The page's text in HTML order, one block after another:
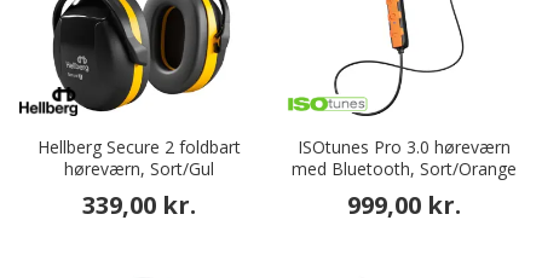
Hellberg Secure 2 foldbart
høreværn, Sort/Gul
339,00 kr.
ISOtunes Pro 3.0 høreværn
med Bluetooth, Sort/Orange
999,00 kr.